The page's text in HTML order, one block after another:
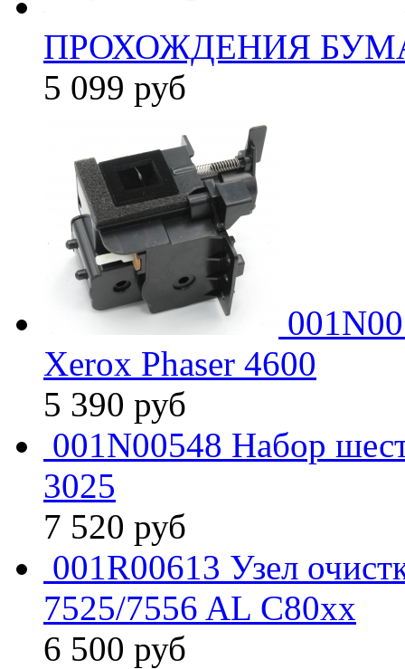
ПРОХОЖДЕНИЯ
5 099 руб
Xerox Phaser 4600
5 390 руб
001N00548 Набор
3025
7 520 руб
001R00613 Узел
7525/7556 AL C80xx
6 500 руб